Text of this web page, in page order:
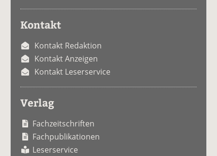
Kontakt
Kontakt Redaktion
Kontakt Anzeigen
Kontakt Leserservice
Verlag
Fachzeitschriften
Fachpublikationen
Leserservice